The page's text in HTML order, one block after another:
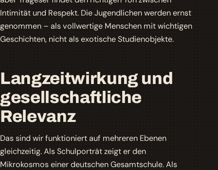
Intimität und Respekt. Die Jugendlichen werden ernst
genommen – als vollwertige Menschen mit wichtigen
Geschichten, nicht als exotische Studienobjekte.
Langzeitwirkung und
gesellschaftliche
Relevanz
Das sind wirfunktioniert auf mehreren Ebenen
gleichzeitig. Als Schulporträt zeigt er den
Mikrokosmos einer deutschen Gesamtschule. Als